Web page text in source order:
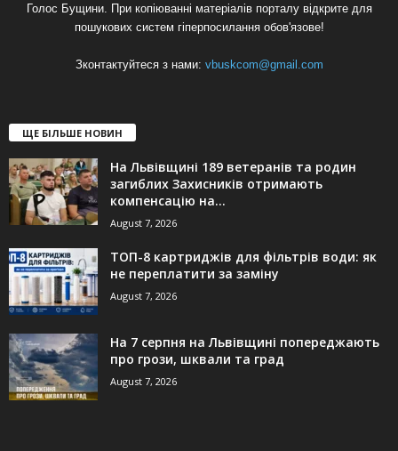
Голос Бущини. При копіюванні матеріалів порталу відкрите для
пошукових систем гіперпосилання обов'язове!
Зконтактуйтеся з нами: vbuskcom@gmail.com
ЩЕ БІЛЬШЕ НОВИН
На Львівщині 189 ветеранів та родин
загиблих Захисників отримають
компенсацію на...
August 7, 2026
ТОП-8 картриджів для фільтрів води: як
не переплатити за заміну
August 7, 2026
На 7 серпня на Львівщині попереджають
про грози, шквали та град
August 7, 2026